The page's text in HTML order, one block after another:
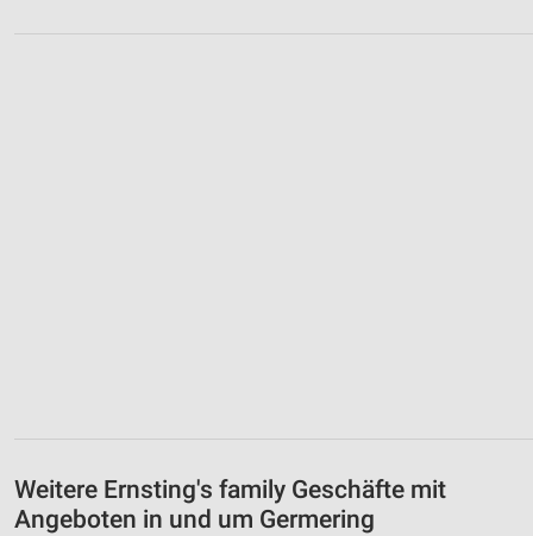
Weitere Ernsting's family Geschäfte mit
Angeboten in und um Germering